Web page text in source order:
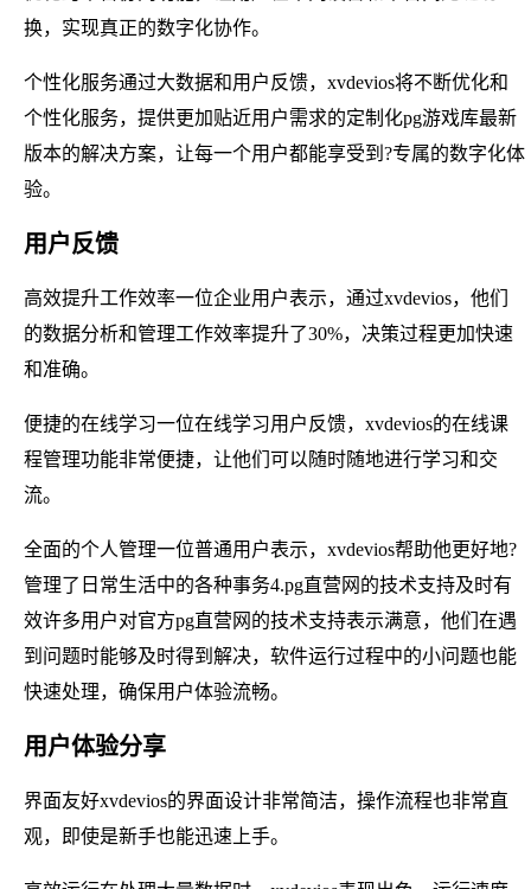
换，实现真正的数字化协作。
个性化服务通过大数据和用户反馈，xvdevios将不断优化和
个性化服务，提供更加贴近用户需求的定制化pg游戏库最新
版本的解决方案，让每一个用户都能享受到?专属的数字化体
验。
用户反馈
高效提升工作效率一位企业用户表示，通过xvdevios，他们
的数据分析和管理工作效率提升了30%，决策过程更加快速
和准确。
便捷的在线学习一位在线学习用户反馈，xvdevios的在线课
程管理功能非常便捷，让他们可以随时随地进行学习和交
流。
全面的个人管理一位普通用户表示，xvdevios帮助他更好地?
管理了日常生活中的各种事务4.pg直营网的技术支持及时有
效许多用户对官方pg直营网的技术支持表示满意，他们在遇
到问题时能够及时得到解决，软件运行过程中的小问题也能
快速处理，确保用户体验流畅。
用户体验分享
界面友好xvdevios的界面设计非常简洁，操作流程也非常直
观，即使是新手也能迅速上手。